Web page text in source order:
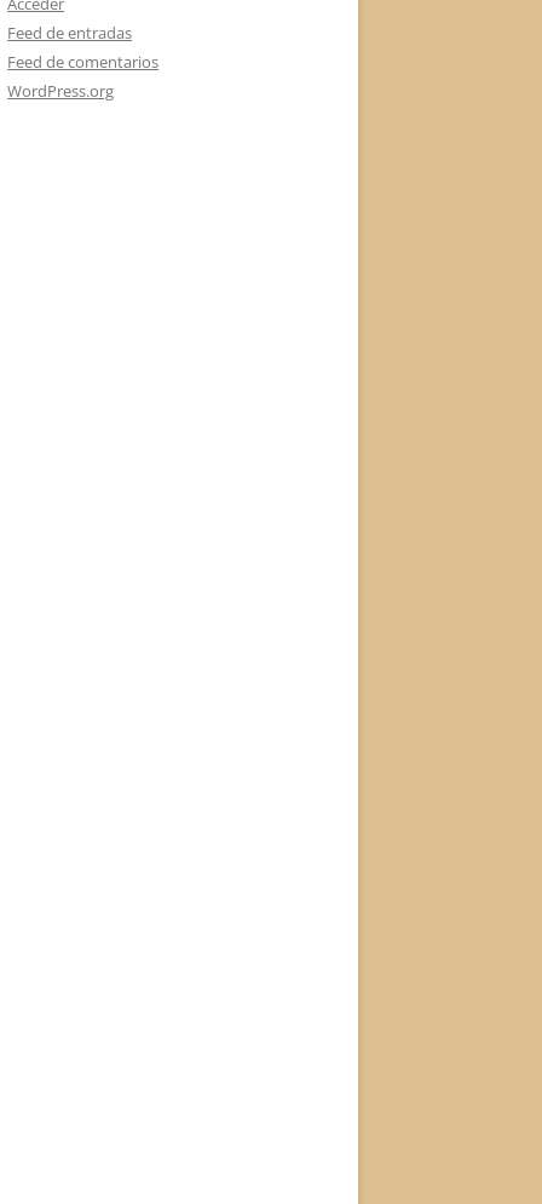
Feed de entradas
Feed de comentarios
WordPress.org